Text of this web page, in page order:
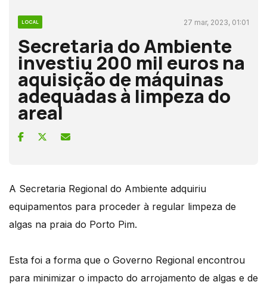
LOCAL 27 mar, 2023, 01:01
Secretaria do Ambiente
investiu 200 mil euros na
aquisição de máquinas
adequadas à limpeza do
areal
A Secretaria Regional do Ambiente adquiriu
equipamentos para proceder à regular limpeza de
algas na praia do Porto Pim.
Esta foi a forma que o Governo Regional encontrou
para minimizar o impacto do arrojamento de algas e de